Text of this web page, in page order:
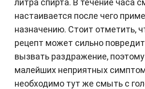
настаивается после чего
назначению. Стоит отметить,
рецепт может сильно
вызвать раздражение,
малейших неприятных
необходимо тут же смыть с